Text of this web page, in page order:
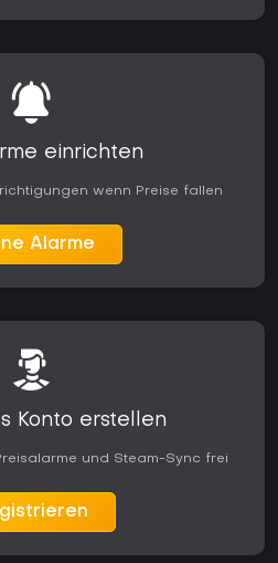
einrichten
wenn Preise fallen
Alarme
Konto erstellen
und Steam-Sync frei